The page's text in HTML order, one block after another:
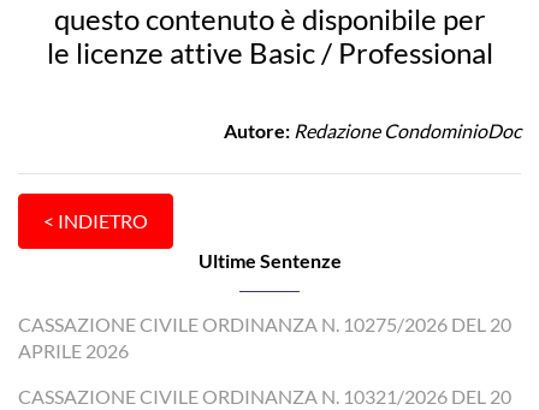
questo contenuto è disponibile per
le licenze attive Basic / Professional
Autore: Redazione CondominioDoc
Ultime Sentenze
CASSAZIONE CIVILE ORDINANZA N. 10275/2026 DEL 20
APRILE 2026
CASSAZIONE CIVILE ORDINANZA N. 10321/2026 DEL 20